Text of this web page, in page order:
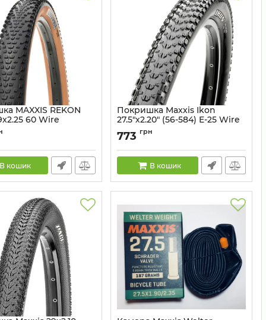
MAXXIS REKON
60 Wire
Single Compound
В кошик
Покришка Maxxis Ikon
27.5"х2.20" (56-584) E-25 Wire
60TPI SC
Артикул:
773 грн
В кошик